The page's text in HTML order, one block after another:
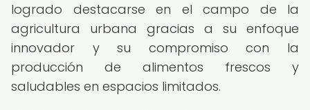
logrado destacarse en el campo de la
agricultura urbana gracias a su enfoque
innovador y su compromiso con la
producción de alimentos frescos y
saludables en espacios limitados.